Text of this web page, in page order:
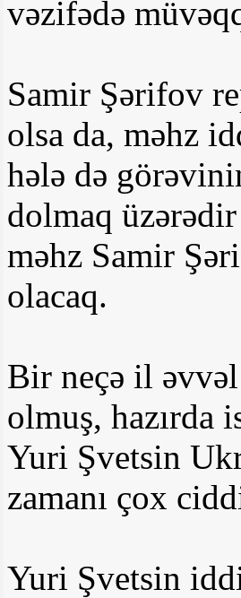
vəzifədə
Samir Şərifov
olsa da, məhz
hələ də
dolmaq
məhz Samir
olacaq.
Bir neçə il
olmuş, hazırda
Yuri Şvetsin
zamanı çox
Yuri Şvetsin